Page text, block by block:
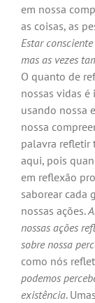
em nossa
as coisas, as
Estar
mas as vezes
O quanto de
nossas vidas
usando nossa
nossa
palavra refletir
aqui, pois
em reflexão
saborear cada
nossas ações.
nossas ações
sobre nossa
como nós
podemos
existência.